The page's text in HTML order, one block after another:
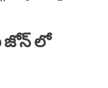
జోన్ లో